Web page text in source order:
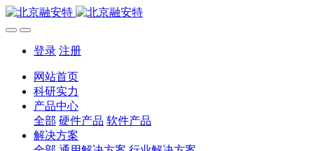
登录 注册
网站首页
科研实力
产品中心
全部 硬件产品 软件产品
解决方案